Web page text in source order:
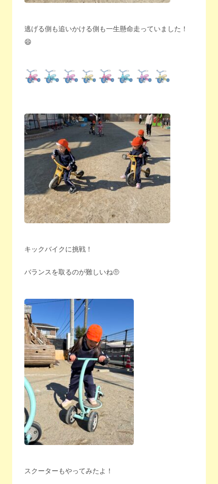
逃げる側も追いかける側も一生懸命走っていました！
😄
キックバイクに挑戦！
バランスを取るのが難しいね🤨
スクーターもやってみたよ！